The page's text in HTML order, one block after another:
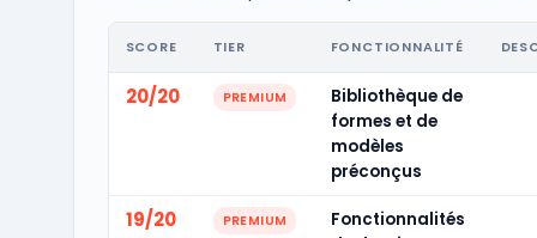
SCORE TIER FONCTIONNALITÉ
20/20 PREMIUM
Bibliothèque de
formes et de
modèles
préconçus
19/20 PREMIUM
Fonctionnalités